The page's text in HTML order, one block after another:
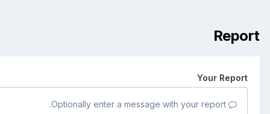
Report
Your Report